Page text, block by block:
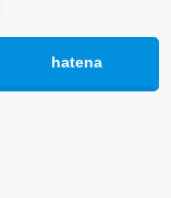
hatena